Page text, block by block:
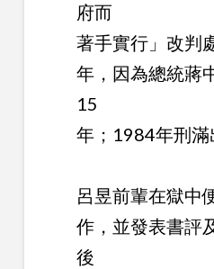
府而
著手實行」改判
年，因為總統蔣
15
年；1984年刑滿
呂昱前輩在獄中
作，並發表書評
後